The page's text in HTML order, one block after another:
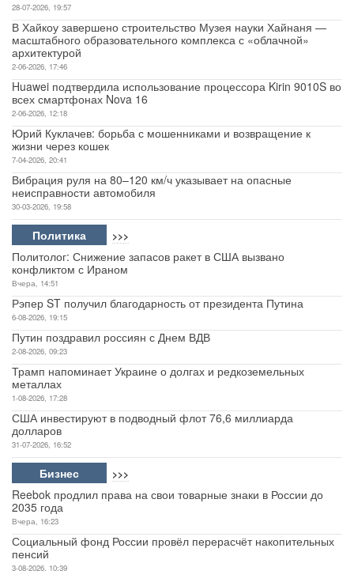
28-07-2026, 19:57
В Хайкоу завершено строительство Музея науки Хайнаня —
масштабного образовательного комплекса с «облачной»
архитектурой
2-06-2026, 17:46
Huawei подтвердила использование процессора Kirin 9010S во
всех смартфонах Nova 16
2-06-2026, 12:18
Юрий Куклачев: борьба с мошенниками и возвращение к
жизни через кошек
7-04-2026, 20:41
Вибрация руля на 80–120 км/ч указывает на опасные
неисправности автомобиля
30-03-2026, 19:58
Политика >>>
Политолог: Снижение запасов ракет в США вызвано
конфликтом с Ираном
Вчера, 14:51
Рэпер ST получил благодарность от президента Путина
6-08-2026, 19:15
Путин поздравил россиян с Днем ВДВ
2-08-2026, 09:23
Трамп напоминает Украине о долгах и редкоземельных
металлах
1-08-2026, 17:28
США инвестируют в подводный флот 76,6 миллиарда
долларов
31-07-2026, 16:52
Бизнес >>>
Reebok продлил права на свои товарные знаки в России до
2035 года
Вчера, 16:23
Социальный фонд России провёл перерасчёт накопительных
пенсий
3-08-2026, 10:39